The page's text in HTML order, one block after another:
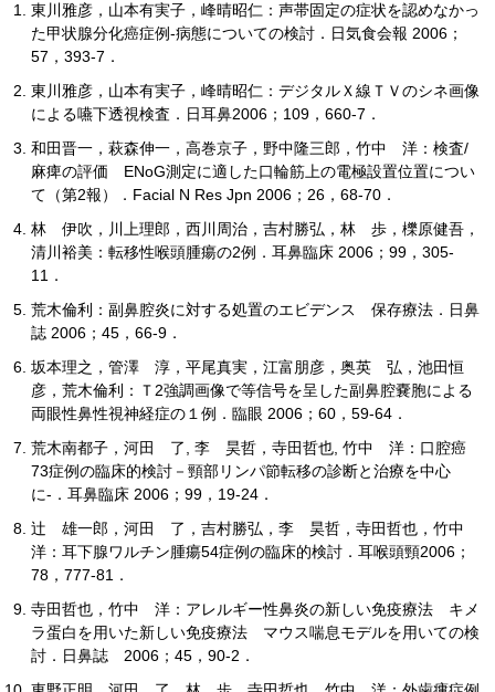
東川雅彦，山本有実子，峰晴昭仁：声帯固定の症状を認めなかっ
た甲状腺分化癌症例-病態についての検討．日気食会報 2006；
57，393-7．
東川雅彦，山本有実子，峰晴昭仁：デジタルＸ線ＴＶのシネ画像
による嚥下透視検査．日耳鼻2006；109，660-7．
和田晋一，萩森伸一，高巻京子，野中隆三郎，竹中 洋：検査/
麻痺の評価 ENoG測定に適した口輪筋上の電極設置位置につい
て（第2報）．Facial N Res Jpn 2006；26，68-70．
林 伊吹，川上理郎，西川周治，吉村勝弘，林 歩，櫟原健吾，
清川裕美：転移性喉頭腫瘍の2例．耳鼻臨床 2006；99，305-
11．
荒木倫利：副鼻腔炎に対する処置のエビデンス 保存療法．日鼻
誌 2006；45，66-9．
坂本理之，管澤 淳，平尾真実，江富朋彦，奥英 弘，池田恒
彦，荒木倫利：Ｔ2強調画像で等信号を呈した副鼻腔嚢胞による
両眼性鼻性視神経症の１例．臨眼 2006；60，59-64．
荒木南都子，河田 了, 李 昊哲，寺田哲也, 竹中 洋：口腔癌
73症例の臨床的検討－頸部リンパ節転移の診断と治療を中心
に-．耳鼻臨床 2006；99，19-24．
辻 雄一郎，河田 了，吉村勝弘，李 昊哲，寺田哲也，竹中
洋：耳下腺ワルチン腫瘍54症例の臨床的検討．耳喉頭頸2006；
78，777-81．
寺田哲也，竹中 洋：アレルギー性鼻炎の新しい免疫療法 キメ
ラ蛋白を用いた新しい免疫療法 マウス喘息モデルを用いての検
討．日鼻誌 2006；45，90-2．